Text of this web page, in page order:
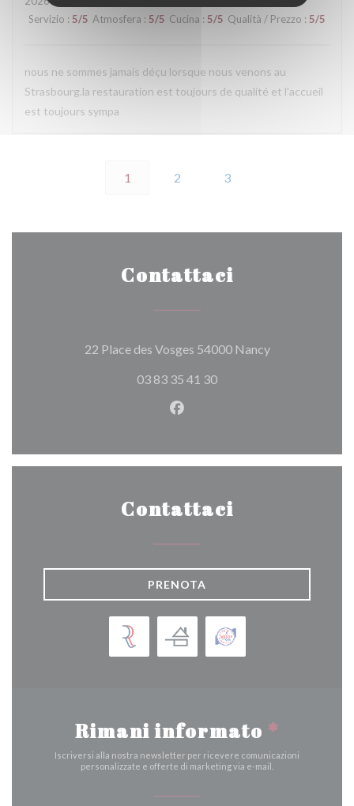
Servizio : 5/5 Atmosfera : 5/5 Cucina : 5/5 Qualità / Prezzo : 5/5
nous ne sommes jamais déçu lorsque nous venons au
Strasbourg.la restauration est toujours de qualité et l'accueil
est toujours sympa
1 2 3
Contattaci
22 Place des Vosges 54000 Nancy((apre una
03 83 35 41 30
Facebook ((apre una nuova
Contattaci
PRENOTA
Rimani informato *
Iscriversi alla nostra newsletter per ricevere comunicazioni
personalizzate e offerte di marketing via e-mail.